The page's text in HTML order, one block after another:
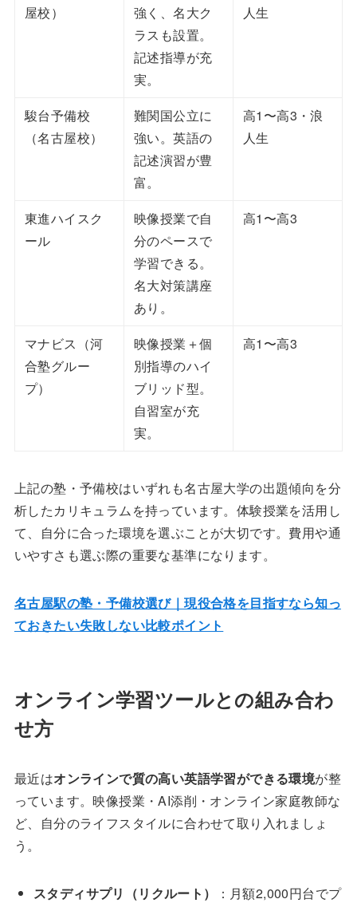
屋校）
強く、名大ク
ラスも設置。
記述指導が充
実。
人生
駿台予備校
（名古屋校）
難関国公立に
強い。英語の
記述演習が豊
富。
高1〜高3・浪
人生
東進ハイスク
ール
映像授業で自
分のペースで
学習できる。
名大対策講座
あり。
高1〜高3
マナビス（河
合塾グルー
プ）
映像授業＋個
別指導のハイ
ブリッド型。
自習室が充
実。
高1〜高3
上記の塾・予備校はいずれも名古屋大学の出題傾向を分
析したカリキュラムを持っています。体験授業を活用し
て、自分に合った環境を選ぶことが大切です。費用や通
いやすさも選ぶ際の重要な基準になります。
名古屋駅の塾・予備校選び｜現役合格を目指すなら知っ
ておきたい失敗しない比較ポイント
オンライン学習ツールとの組み合わ
せ方
最近はオンラインで質の高い英語学習ができる環境が整
っています。映像授業・AI添削・オンライン家庭教師な
ど、自分のライフスタイルに合わせて取り入れましょ
う。
スタディサプリ（リクルート）
：月額2,000円台でプ